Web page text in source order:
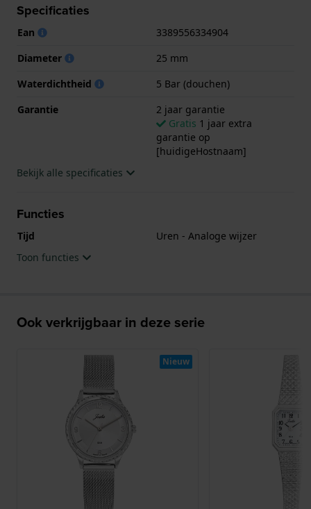
horloge geleverd met 2 jaar garantie.
Specificaties
Ean
3389556334904
Diameter
25 mm
Waterdichtheid
5 Bar (douchen)
Garantie
2 jaar garantie
Gratis 1 jaar extra
garantie op
[huidigeHostnaam]
Bekijk alle specificaties
Functies
Tijd
Uren - Analoge wijzer
Toon functies
Ook verkrijgbaar in deze serie
Nieuw